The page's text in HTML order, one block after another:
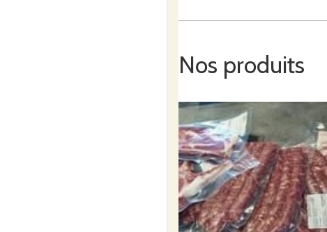
Notre ferme est conduite à
de qualités, locaux et
Nos produits